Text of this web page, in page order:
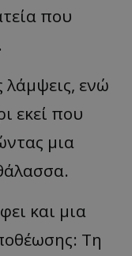
που
λάμψεις, ενώ
εκεί που
μια
και μια
Τη